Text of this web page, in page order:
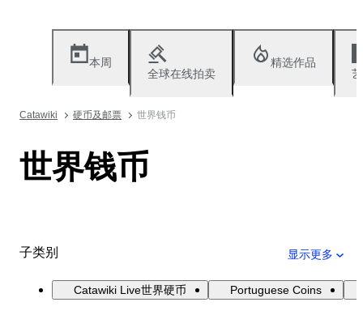
本周
全球在线拍卖
精选作品
Catawiki 硬币及邮票 世界钱币
世界钱币
子类别 显示更多
Catawiki Live世界硬币 Portuguese Coins